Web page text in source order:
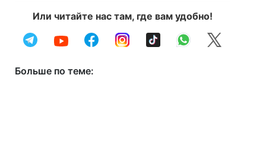
Или читайте нас там, где вам удобно!
Больше по теме: